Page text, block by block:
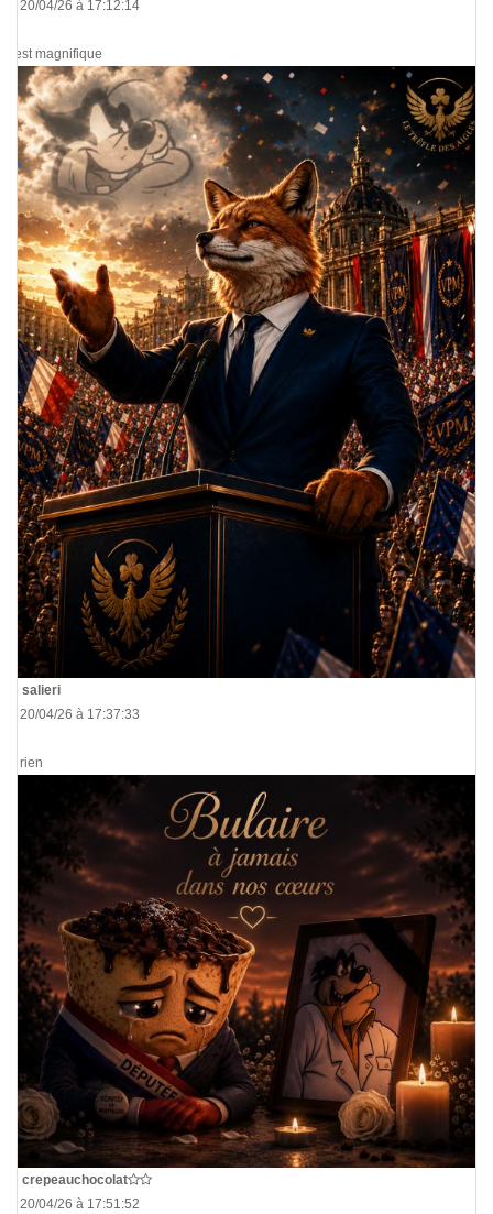
Le 20/04/26 à 17:12:14
C’est magnifique
salieri
Le 20/04/26 à 17:37:33
de rien
crepeauchocolat
Le 20/04/26 à 17:51:52